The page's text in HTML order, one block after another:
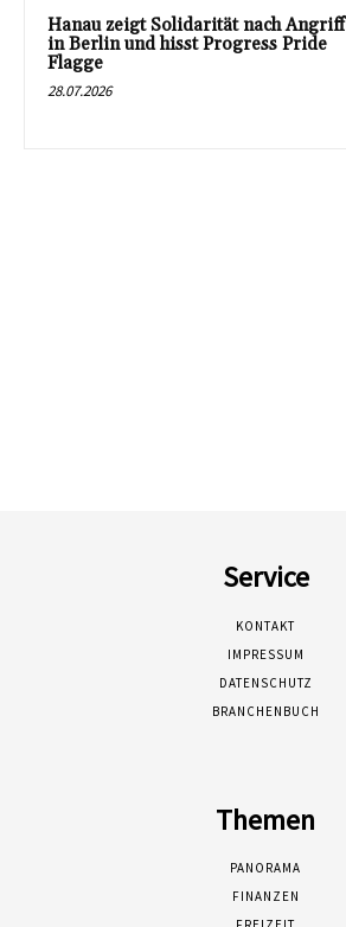
Hanau zeigt Solidarität nach Angriff
in Berlin und hisst Progress Pride
Flagge
28.07.2026
Service
KONTAKT
IMPRESSUM
DATENSCHUTZ
BRANCHENBUCH
Themen
PANORAMA
FINANZEN